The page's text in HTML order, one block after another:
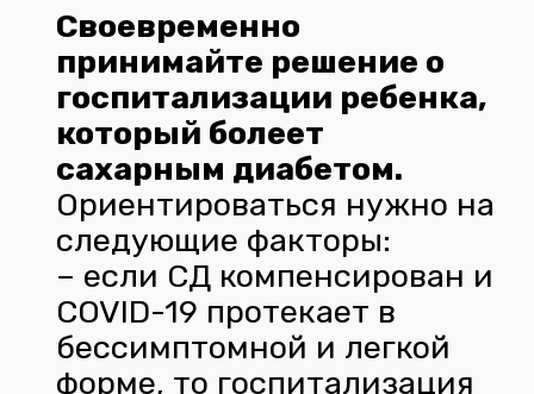
Своевременно
принимайте решение о
госпитализации ребенка,
который болеет
сахарным диабетом.
Ориентироваться нужно на
следующие факторы:
– если СД компенсирован и
COVID-19 протекает в
бессимптомной и легкой
форме, то госпитализация